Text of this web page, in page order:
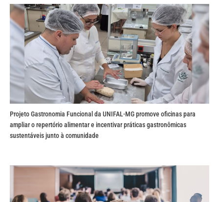
Projeto Gastronomia Funcional da UNIFAL-MG promove oficinas para
ampliar o repertório alimentar e incentivar práticas gastronômicas
sustentáveis junto à comunidade